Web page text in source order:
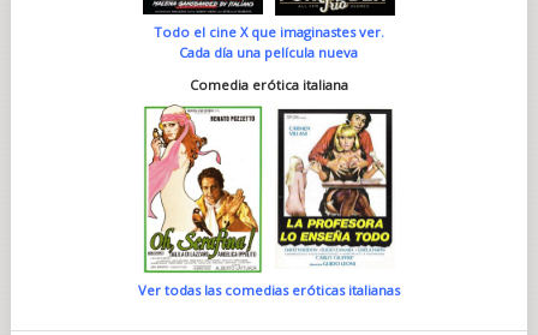
Todo el cine X que imaginastes ver.
Cada día una película nueva
Comedia erótica italiana
Ver todas las comedias eróticas italianas